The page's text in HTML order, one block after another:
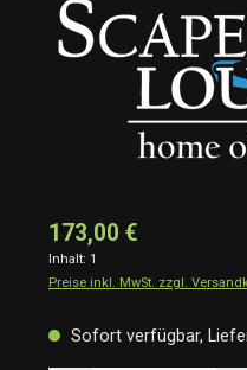
173,00 €
Inhalt: 1
Preise inkl. MwSt. zzgl.
Sofort verfügbar,